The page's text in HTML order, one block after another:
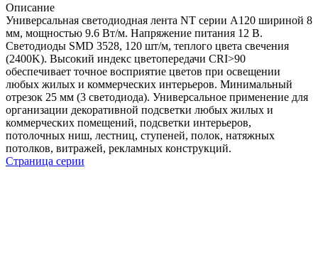
Описание
Универсальная светодиодная лента NT серии A120 шириной 8
мм, мощностью 9.6 Вт/м. Напряжение питания 12 В.
Светодиоды SMD 3528, 120 шт/м, теплого цвета свечения
(2400K). Высокий индекс цветопередачи CRI>90
обеспечивает точное восприятие цветов при освещении
любых жилых и коммерческих интерьеров. Минимальный
отрезок 25 мм (3 светодиода). Универсальное применение для
организации декоративной подсветки любых жилых и
коммерческих помещений, подсветки интерьеров,
потолочных ниш, лестниц, ступеней, полок, натяжных
потолков, витражей, рекламных конструкций.
Страница серии